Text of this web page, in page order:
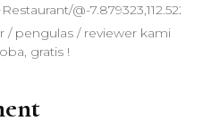
@-
/ pengulas / reviewer kami
gratis !